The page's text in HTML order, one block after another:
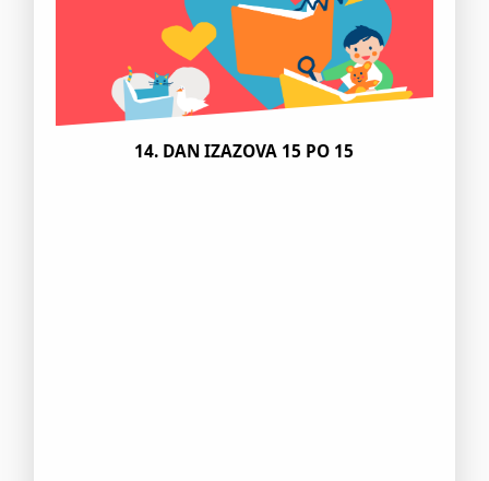
14. DAN IZAZOVA 15 PO 15